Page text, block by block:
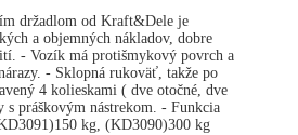
držadlom od Kraft&Dele je
a objemných nákladov, dobre
- Vozík má protišmykový povrch a
- Sklopná rukoväť, takže po
4 kolieskami ( dve otočné, dve
s práškovým nástrekom. - Funkcia
kg, (KD3090)300 kg